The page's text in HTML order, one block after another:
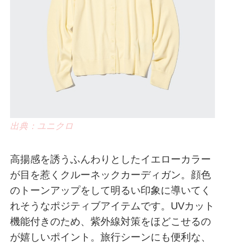
出典：ユニクロ
高揚感を誘うふんわりとしたイエローカラー
が目を惹くクルーネックカーディガン。顔色
のトーンアップをして明るい印象に導いてく
れそうなポジティブアイテムです。UVカット
機能付きのため、紫外線対策をほどこせるの
が嬉しいポイント。旅行シーンにも便利な、